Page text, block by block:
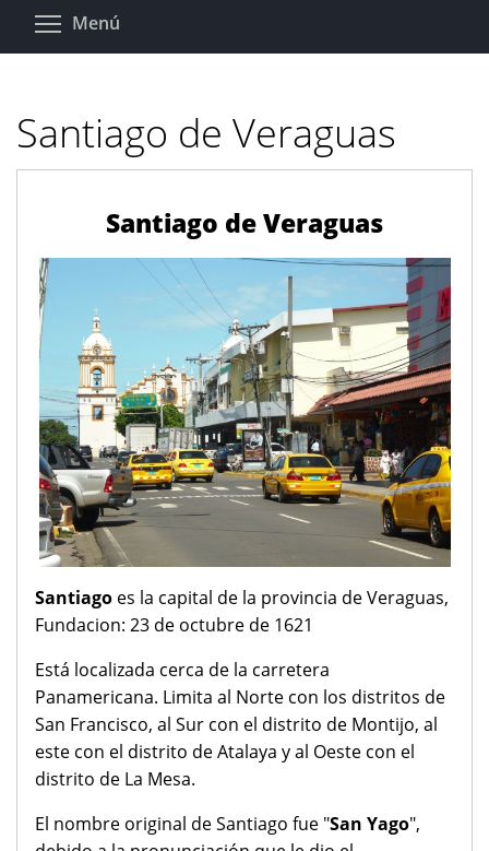
Pasar
Menú
Santiago de Veraguas
Santiago de Veraguas
Santiago es la capital de la provincia de Veraguas,
Fundacion: 23 de octubre de 1621
Está localizada cerca de la carretera
Panamericana. Limita al Norte con los distritos de
San Francisco, al Sur con el distrito de Montijo, al
este con el distrito de Atalaya y al Oeste con el
distrito de La Mesa.
El nombre original de Santiago fue "San Yago",